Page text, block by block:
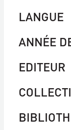
LANGUE
ANNÉE
EDITEUR